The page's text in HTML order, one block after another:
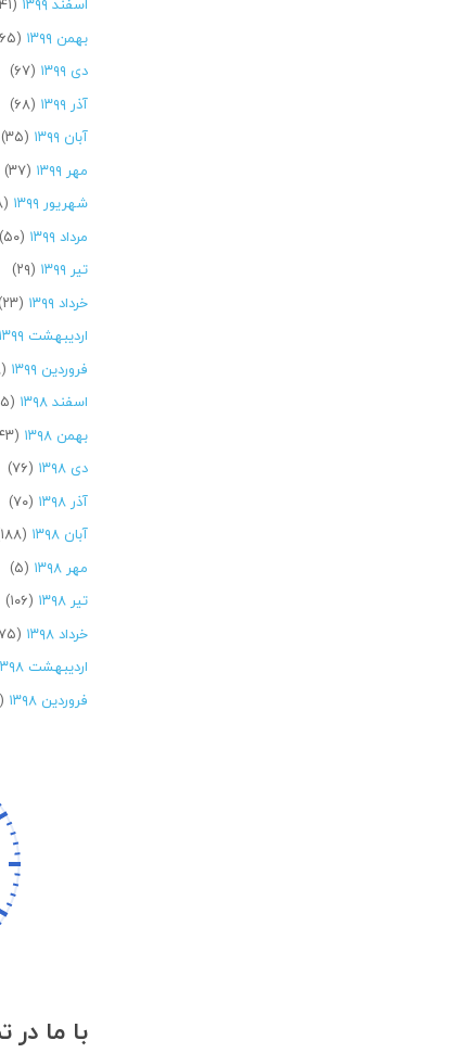
بهمن ۱۳۹۹
(۶۵)
دی ۱۳۹۹
(۶۷)
آذر ۱۳۹۹
(۶۸)
آبان ۱۳۹۹
(۳۵)
مهر ۱۳۹۹
(۳۷)
شهریور ۱۳۹۹
(۴۸)
مرداد ۱۳۹۹
(۵۰)
تیر ۱۳۹۹
(۲۹)
خرداد ۱۳۹۹
(۲۳)
اردیبهشت ۱۳۹۹
فروردین ۱۳۹۹
(۴۸)
اسفند ۱۳۹۸
(۴۵)
بهمن ۱۳۹۸
(۴۳)
دی ۱۳۹۸
(۷۶)
آذر ۱۳۹۸
(۷۰)
آبان ۱۳۹۸
(۱۸۸)
مهر ۱۳۹۸
(۵)
تیر ۱۳۹۸
(۱۰۶)
خرداد ۱۳۹۸
(۷۵)
اردیبهشت ۱۳۹۸
فروردین ۱۳۹۸
(۲۷)
با ما